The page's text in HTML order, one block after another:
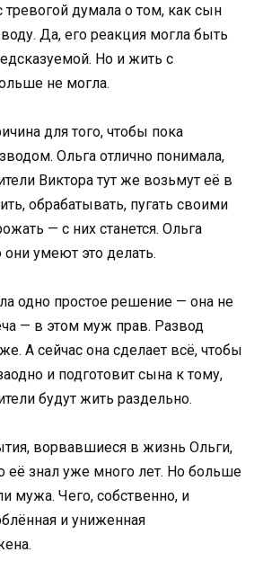
думала о том, как сын
Да, его реакция могла быть
Но и жить с
не могла.
для того, чтобы пока
Ольга отлично понимала,
Виктора тут же возьмут её в
обрабатывать, пугать своими
— с них станется. Ольга
умеют это делать.
одно простое решение — она не
— в этом муж прав. Развод
А сейчас она сделает всё, чтобы
и подготовит сына к тому,
будут жить раздельно.
ворвавшиеся в жизнь Ольги,
её знал уже много лет. Но больше
мужа. Чего, собственно, и
и униженная